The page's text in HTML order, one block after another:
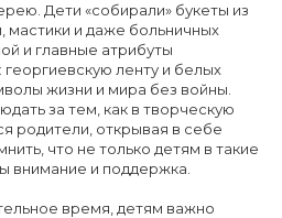
Дети «собирали» букеты из
мастики и даже больничных
и главные атрибуты
ленту и белых
жизни и мира без войны.
за тем, как в творческую
родители, открывая в себе
что не только детям в такие
внимание и поддержка.
время, детям важно